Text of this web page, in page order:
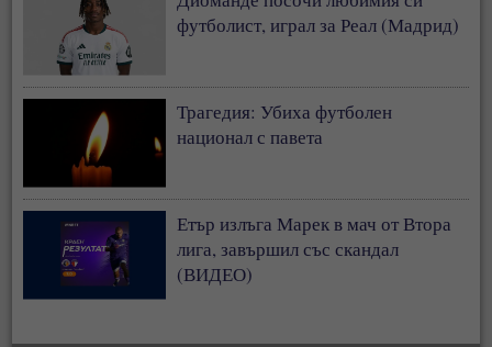
футболист, играл за Реал (Мадрид)
Трагедия: Убиха футболен
национал с павета
Етър излъга Марек в мач от Втора
лига, завършил със скандал
(ВИДЕО)